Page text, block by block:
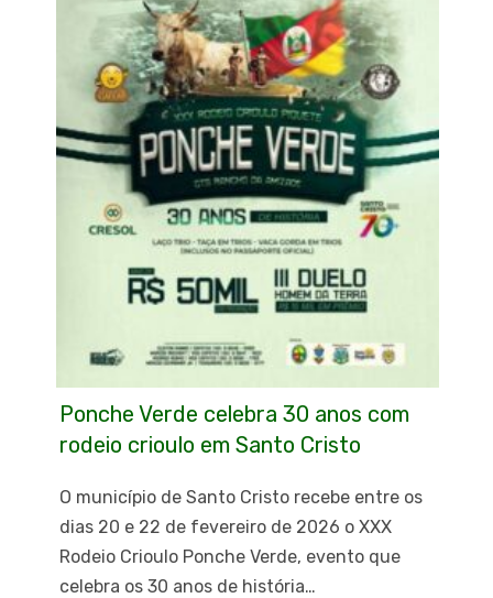
Ponche Verde celebra 30 anos com
rodeio crioulo em Santo Cristo
O município de Santo Cristo recebe entre os
dias 20 e 22 de fevereiro de 2026 o XXX
Rodeio Crioulo Ponche Verde, evento que
celebra os 30 anos de história…